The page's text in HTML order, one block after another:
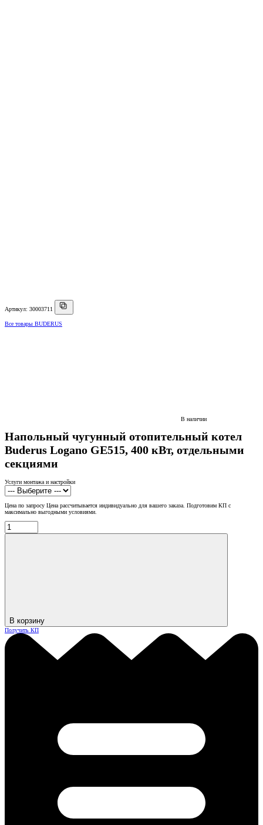
Артикул: 30003711
Все товары BUDERUS
В наличии
Напольный чугунный отопительный котел
Buderus Logano GE515, 400 кВт, отдельными
секциями
Услуги монтажа и настройки
Цена по запросу Цена рассчитывается индивидуально для вашего заказа. Подготовим КП с
максимально выгодными условиями.
В корзину
Получить КП